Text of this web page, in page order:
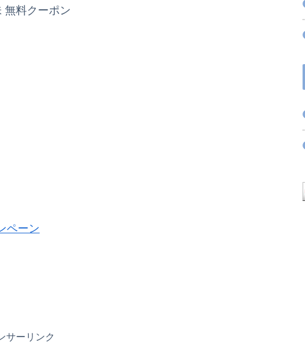
無料クーポン
ペーン
サーリンク